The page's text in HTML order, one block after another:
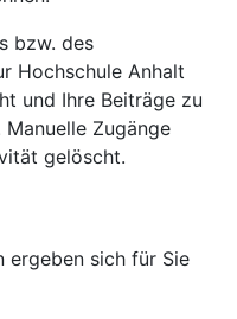
bzw. des
Hochschule Anhalt
und Ihre Beiträge zu
Zugänge
gelöscht.
ergeben sich für Sie